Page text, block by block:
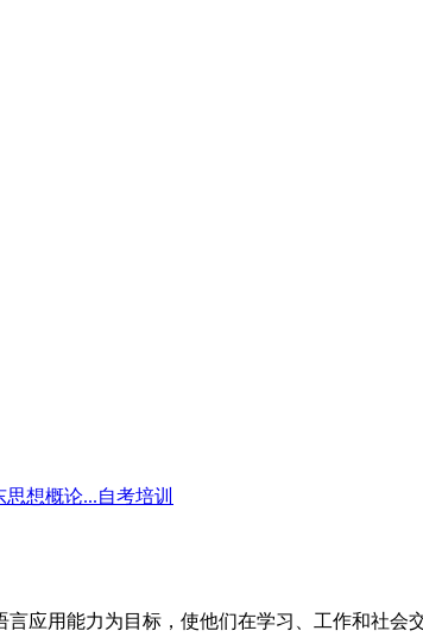
思想概论...自考培训
应用能力为目标，使他们在学习、工作和社会